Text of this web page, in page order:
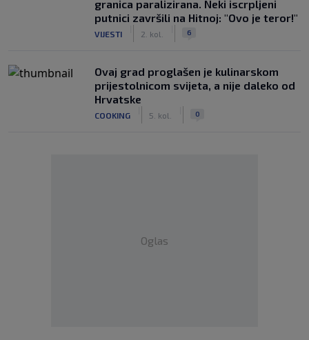
granica paralizirana. Neki iscrpljeni
putnici završili na Hitnoj: "Ovo je teror!"
VIJESTI 2. kol. 6
Ovaj grad proglašen je kulinarskom
prijestolnicom svijeta, a nije daleko od
Hrvatske
COOKING 5. kol. 0
Oglas